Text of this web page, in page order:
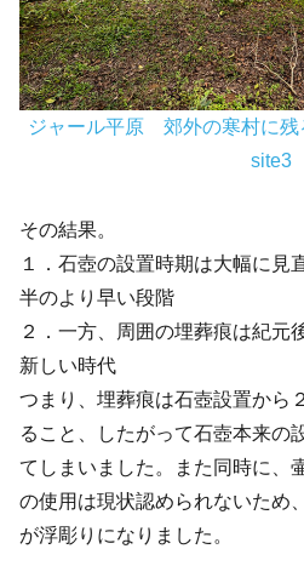
ジャール平原 郊外の寒村に
site3
その結果。
１．石壺の設置時期は大幅に見
半のより早い段階
２．一方、周囲の埋葬痕は紀元
新しい時代
つまり、埋葬痕は石壺設置から
ること、したがって石壺本来の
てしまいました。また同時に、
の使用は現状認められないため
が浮彫りになりました。